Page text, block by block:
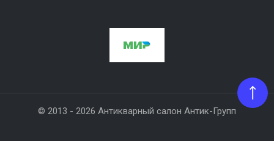
© 2013 - 2026 Антикварный салон Антик-Групп